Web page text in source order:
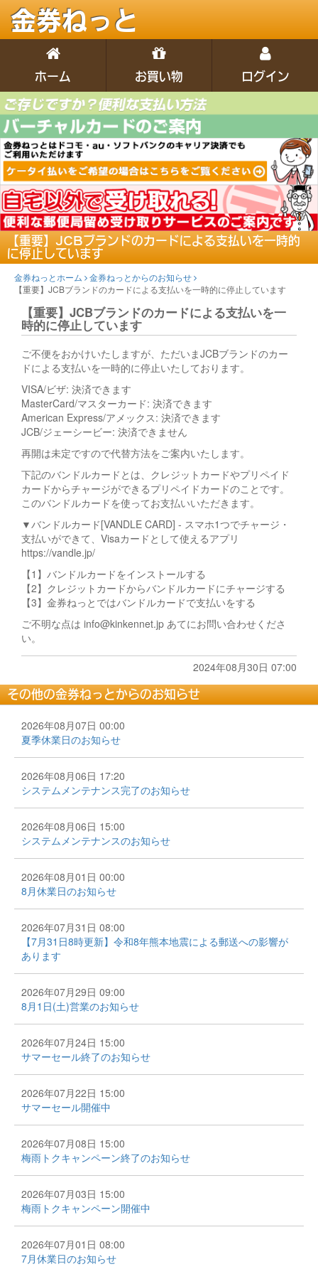
金券ねっと
ホーム お買い物 ログイン
【重要】JCBブランドのカードによる支払いを一時的
に停止しています
金券ねっとホーム
金券ねっとからのお知らせ
【重要】JCBブランドのカードによる支払いを一時的に停止しています
【重要】JCBブランドのカードによる支払いを一
時的に停止しています
ご不便をおかけいたしますが、ただいまJCBブランドのカー
ドによる支払いを一時的に停止いたしております。
VISA/ビザ: 決済できます
MasterCard/マスターカード: 決済できます
American Express/アメックス: 決済できます
JCB/ジェーシービー: 決済できません
再開は未定ですので代替方法をご案内いたします。
下記のバンドルカードとは、クレジットカードやプリペイド
カードからチャージができるプリペイドカードのことです。
このバンドルカードを使ってお支払いいただきます。
▼バンドルカード[VANDLE CARD] - スマホ1つでチャージ・
支払いができて、Visaカードとして使えるアプリ
https://vandle.jp/
【1】バンドルカードをインストールする
【2】クレジットカードからバンドルカードにチャージする
【3】金券ねっとではバンドルカードで支払いをする
ご不明な点は info@kinkennet.jp あてにお問い合わせくださ
い。
2024年08月30日 07:00
その他の金券ねっとからのお知らせ
2026年08月07日 00:00
夏季休業日のお知らせ
2026年08月06日 17:20
システムメンテナンス完了のお知らせ
2026年08月06日 15:00
システムメンテナンスのお知らせ
2026年08月01日 00:00
8月休業日のお知らせ
2026年07月31日 08:00
【7月31日8時更新】令和8年熊本地震による郵送への影響が
あります
2026年07月29日 09:00
8月1日(土)営業のお知らせ
2026年07月24日 15:00
サマーセール終了のお知らせ
2026年07月22日 15:00
サマーセール開催中
2026年07月08日 15:00
梅雨トクキャンペーン終了のお知らせ
2026年07月03日 15:00
梅雨トクキャンペーン開催中
2026年07月01日 08:00
7月休業日のお知らせ